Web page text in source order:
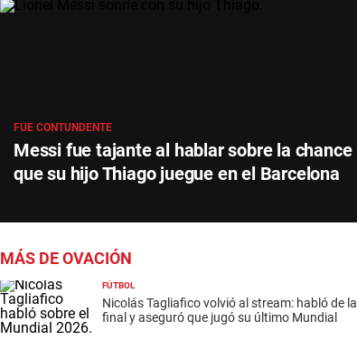
FUE CONTUNDENTE
Messi fue tajante al hablar sobre la chance
que su hijo Thiago juegue en el Barcelona
MÁS DE OVACIÓN
FÚTBOL
Nicolás Tagliafico volvió al stream: habló de la
final y aseguró que jugó su último Mundial